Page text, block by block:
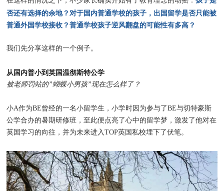
否还有选择的余地？对于国内普通学校的孩子，出国留学是否只能被
普通外国学校接收？普通学校孩子逆风翻盘的可能性有多高？
我们先分享这样的一个例子。
从国内普小到英国温彻斯特公学
被老师罚站的”蝴蝶小男孩”现在怎么样了？
小A作为BE曾经的一名小留学生，小学时因为参与了BE与切特豪斯
公学合办的暑期研修班，至此便点亮了心中的留学梦，激发了他对在
英国学习的向往，并为未来进入TOP英国私校埋下了伏笔。